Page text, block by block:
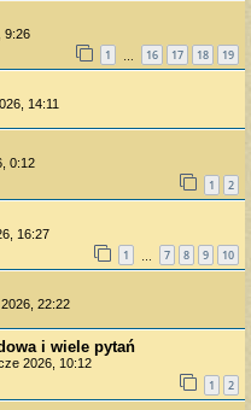
9:26
1 16 17 18 19
14:11
0:12
1 2
16:27
1 7 8 9 10
22:22
i wiele pytań
2026, 10:12
1 2